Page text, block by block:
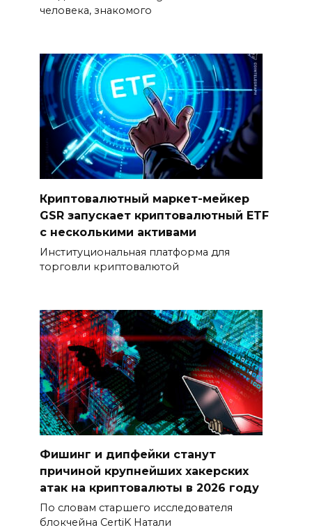
человека, знакомого
Криптовалютный маркет-мейкер
GSR запускает криптовалютный ETF
с несколькими активами
Институциональная платформа для
торговли криптовалютой
Фишинг и дипфейки станут
причиной крупнейших хакерских
атак на криптовалюты в 2026 году
По словам старшего исследователя
блокчейна CertiK Натали